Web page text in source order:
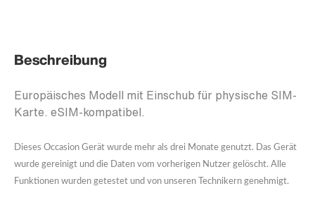
Beschreibung
Europäisches Modell mit Einschub für physische SIM-
Karte. eSIM-kompatibel.
Dieses Occasion Gerät wurde mehr als drei Monate genutzt. Das Gerät
wurde gereinigt und die Daten vom vorherigen Nutzer gelöscht. Alle
Funktionen wurden getestet und von unseren Technikern genehmigt.